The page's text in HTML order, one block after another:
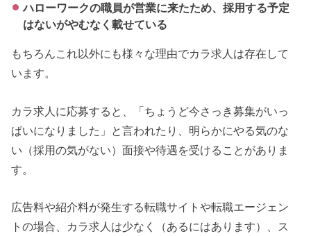
ハローワークの職員が営業に来たため、採用する予定
はないがやむなく載せている
もちろんこれ以外にも様々な理由でカラ求人は存在して
います。
カラ求人に応募すると、「ちょうど今さっき募集がいっ
ぱいになりました」と言われたり、明らかにやる気のな
い（採用の気がない）面接や待遇を受けることがありま
す。
広告料や紹介料が発生する転職サイトや転職エージェン
トの場合、カラ求人は少なく（あるにはあります）、ス